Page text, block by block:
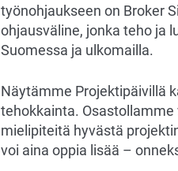
työnohjaukseen on Broker
ohjausväline, jonka teho ja
Suomessa ja ulkomailla.
Näytämme Projektipäivillä
tehokkainta.
mielipiteitä hyvästä
voi aina oppia lisää –